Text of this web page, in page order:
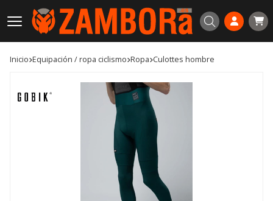
Buscar
Inicio equipación / ropa ciclismo ropa culottes hombre